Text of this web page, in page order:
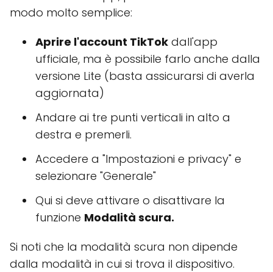
modo molto semplice:
Aprire l'account TikTok dall'app
ufficiale, ma è possibile farlo anche dalla
versione Lite (basta assicurarsi di averla
aggiornata)
Andare ai tre punti verticali in alto a
destra e premerli.
Accedere a "Impostazioni e privacy" e
selezionare "Generale"
Qui si deve attivare o disattivare la
funzione Modalità scura.
Si noti che la modalità scura non dipende
dalla modalità in cui si trova il dispositivo.